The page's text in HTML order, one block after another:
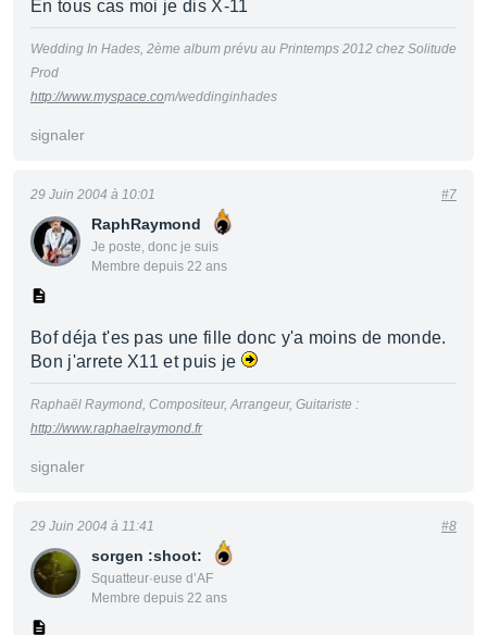
En tous cas moi je dis X-11
Wedding In Hades, 2ème album prévu au Printemps 2012 chez Solitude
Prod
http://www.myspace.com/weddinginhades
signaler
RaphRaymond
Je poste, donc je suis
Membre depuis 22 ans
29 Juin 2004 à 10:01 #7
Bof déja t'es pas une fille donc y'a moins de monde.
Bon j'arrete X11 et puis je
Raphaël Raymond, Compositeur, Arrangeur, Guitariste :
http://www.raphaelraymond.fr
signaler
sorgen :shoot:
Squatteur·euse d’AF
Membre depuis 22 ans
29 Juin 2004 à 11:41 #8